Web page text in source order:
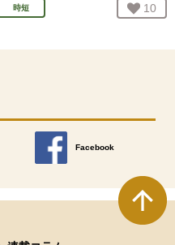
時短 お気
10
。
Facebook
別のウィンドウで開きます